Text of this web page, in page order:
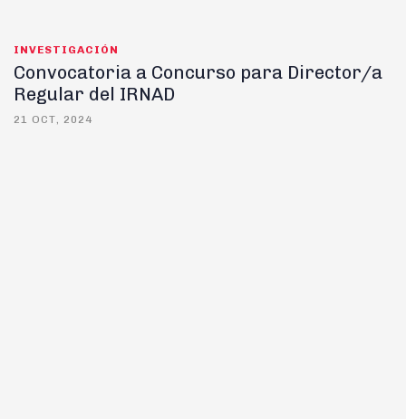
INVESTIGACIÓN
Convocatoria a Concurso para Director/a
Regular del IRNAD
21 OCT, 2024